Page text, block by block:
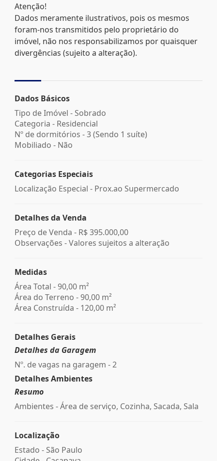
Atenção!
Dados meramente ilustrativos, pois os mesmos
foram-nos transmitidos pelo proprietário do
imóvel, não nos responsabilizamos por quaisquer
divergências (sujeito a alteração).
Dados Básicos
Tipo de Imóvel - Sobrado
Categoria - Residencial
Nº de dormitórios - 3 (Sendo 1 suíte)
Mobiliado - Não
Categorias Especiais
Localização Especial - Prox.ao Supermercado
Detalhes da Venda
Preço de Venda - R$ 395.000,00
Observações - Valores sujeitos a alteração
Medidas
Área Total - 90,00 m²
Área do Terreno - 90,00 m²
Área Construída - 120,00 m²
Detalhes Gerais
Detalhes da Garagem
Nº. de vagas na garagem - 2
Detalhes Ambientes
Resumo
Ambientes - Área de serviço, Cozinha, Sacada, Sala
Localização
Estado - São Paulo